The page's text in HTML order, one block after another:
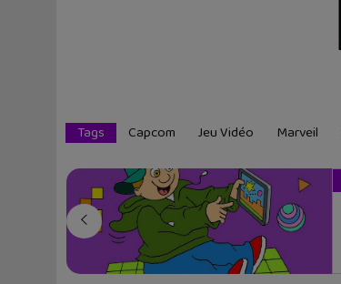
Tags Capcom Jeu Vidéo Marveil